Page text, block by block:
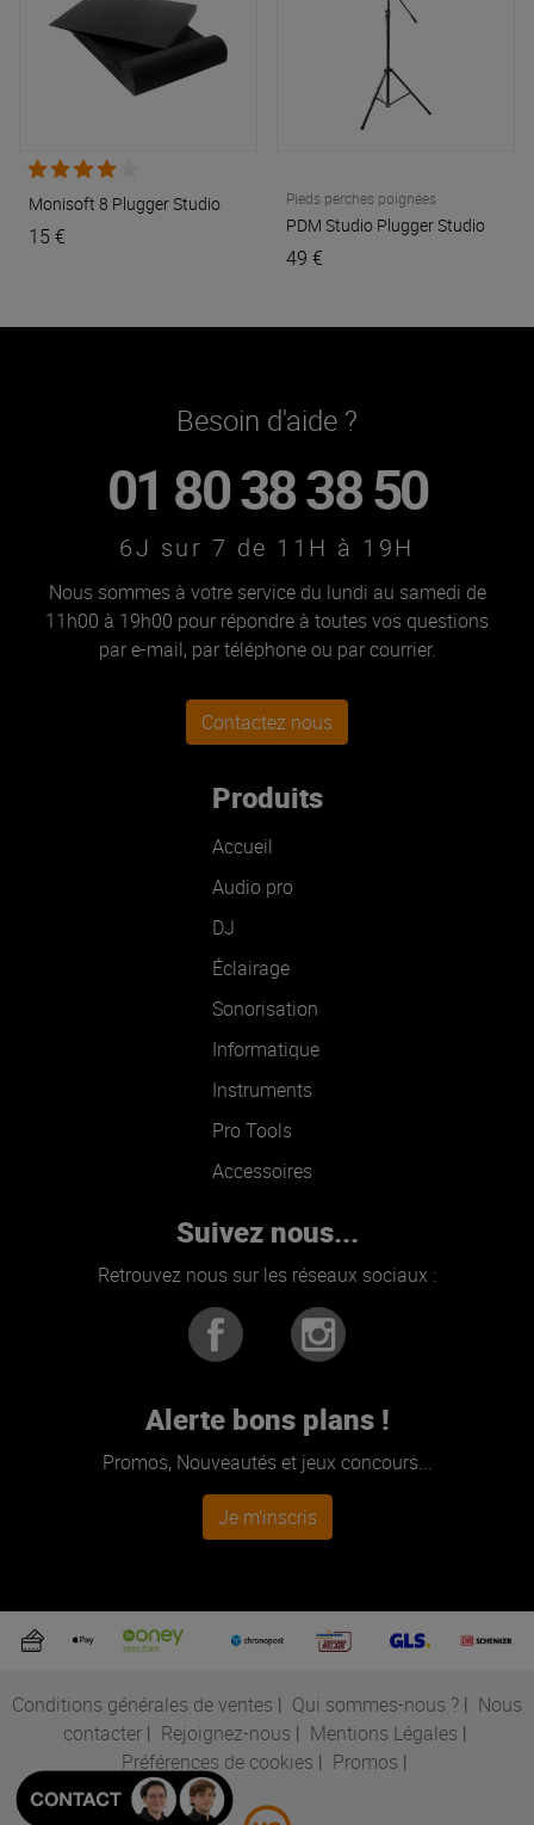
Monisoft 8 Plugger Studio
15 €
Pieds perches poignées
PDM Studio Plugger Studio
49 €
Besoin d'aide ?
01 80 38 38 50
6J sur 7 de 11H à 19H
Nous sommes à votre service du lundi au samedi de
11h00 à 19h00 pour répondre à toutes vos questions
par e-mail, par téléphone ou par courrier.
Contactez nous
Produits
Accueil
Audio pro
DJ
Éclairage
Sonorisation
Informatique
Instruments
Pro Tools
Accessoires
Suivez nous...
Retrouvez nous sur les réseaux sociaux :
Alerte bons plans !
Promos, Nouveautés et jeux concours...
Je m'inscris
Conditions générales de ventes | Qui sommes-nous ? | Nous
contacter| Rejoignez-nous | Mentions Légales |
Préférences de cookies | Promos |